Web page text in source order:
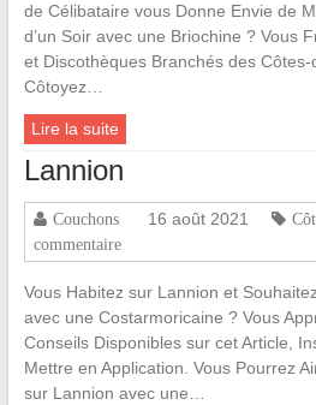
de Célibataire vous Donne Envie de
d’un Soir avec une Briochine ? Vous
et Discothèques Branchés des Côtes-
Côtoyez…
Lire la suite
Lannion
Couchons 16 août 2021
commentaire
Vous Habitez sur Lannion et
avec une Costarmoricaine ? Vous
Conseils Disponibles sur cet Article,
Mettre en Application. Vous Pourrez
sur Lannion avec une…